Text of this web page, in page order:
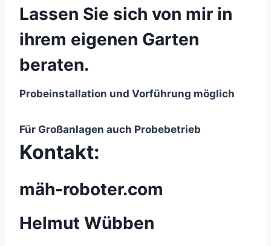
Lassen Sie sich von mir in
ihrem eigenen Garten
beraten.
Probeinstallation und Vorführung möglich
Für Großanlagen auch Probebetrieb
Kontakt:
mäh-roboter.com
Helmut Wübben